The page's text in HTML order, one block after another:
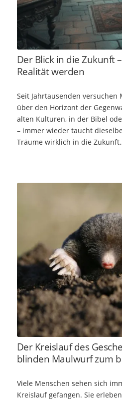
Der Blick in die Zukunft
Realität werden
Seit Jahrtausenden versuchen
über den Horizont der
alten Kulturen, in der Bibel
– immer wieder taucht
Träume wirklich in die
Der Kreislauf des
blinden Maulwurf zum
Viele Menschen sehen sich
Kreislauf gefangen. Sie erleben dieselben Konflikte,